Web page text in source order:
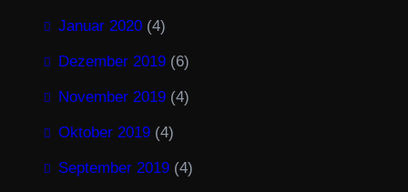
Januar 2020 (4)
Dezember 2019 (6)
November 2019 (4)
Oktober 2019 (4)
September 2019 (4)